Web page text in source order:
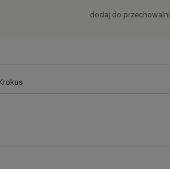
dodaj do przechowalni